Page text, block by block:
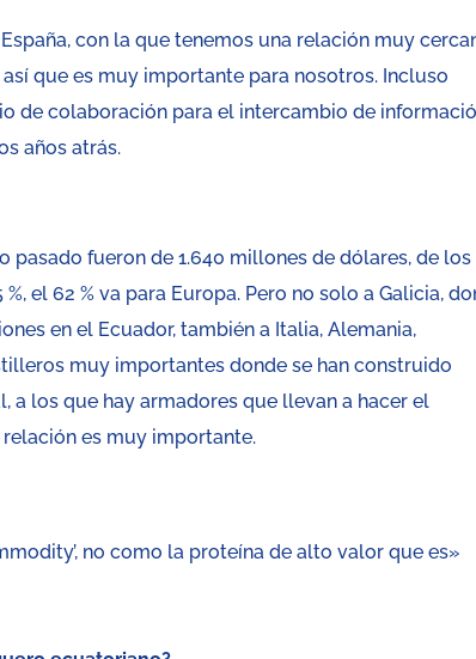
con la que tenemos una relación muy
que es muy importante para nosotros. Incluso
de colaboración para el intercambio de
años atrás.
pasado fueron de 1.640 millones de dólares, de los
el 62 % va para Europa. Pero no solo a Galicia,
en el Ecuador, también a Italia, Alemania,
muy importantes donde se han construido
a los que hay armadores que llevan a hacer el
es muy importante.
no como la proteína de alto valor que es»